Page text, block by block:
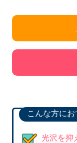
こんな方にお
光沢を抑